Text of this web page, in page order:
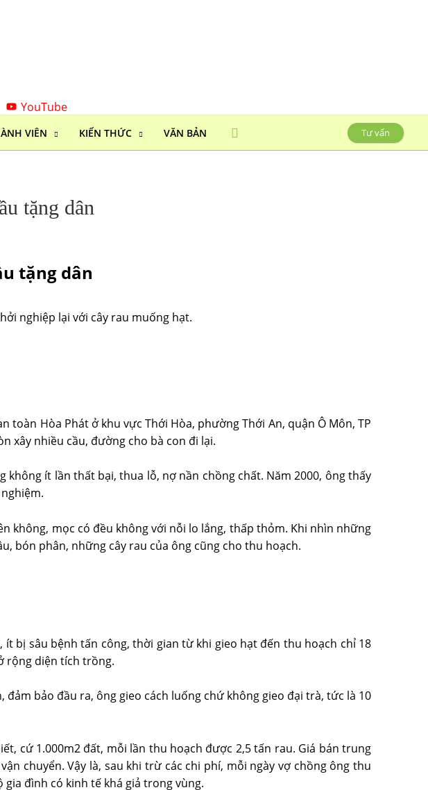
YouTube
VIÊN KIẾN THỨC VĂN BẢN Tư vấn
tặng dân
tặng dân
nghiệp lại với cây rau muống hạt.
toàn Hòa Phát ở khu vực Thới Hòa, phường Thới An, quận Ô Môn, TP
xây nhiều cầu, đường cho bà con đi lại.
ít lần thất bại, thua lỗ, nợ nần chồng chất. Năm 2000, ông thấy
không, mọc có đều không với nỗi lo lắng, thấp thỏm. Khi nhìn những
bón phân, những cây rau của ông cũng cho thu hoạch.
bị sâu bệnh tấn công, thời gian từ khi gieo hạt đến thu hoạch chỉ 18
rộng diện tích trồng.
bảo đầu ra, ông gieo cách luống chứ không gieo đại trà, tức là 10
cứ 1.000m2 đất, mỗi lần thu hoạch được 2,5 tấn rau. Giá bán trung
chuyển. Vậy là, sau khi trừ các chi phí, mỗi ngày vợ chồng ông thu
đình có kinh tế khá giả trong vùng.